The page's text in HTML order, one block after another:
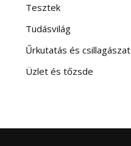
Tesztek
Tudásvilág
Űrkutatás és csillagászat
Üzlet és tőzsde